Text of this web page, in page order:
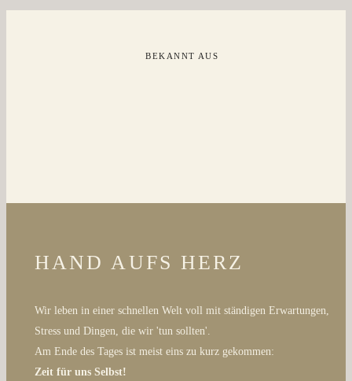
BEKANNT AUS
HAND AUFS HERZ
Wir leben in einer schnellen Welt voll mit ständigen Erwartungen,
Stress und Dingen, die wir 'tun sollten'.
Am Ende des Tages ist meist eins zu kurz gekommen:
Zeit für uns Selbst!